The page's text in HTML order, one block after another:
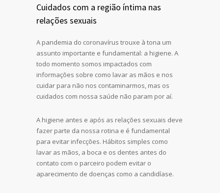
Cuidados com a região íntima nas
relações sexuais
A pandemia do coronavírus trouxe à tona um
assunto importante e fundamental: a higiene. A
todo momento somos impactados com
informações sobre como lavar as mãos e nos
cuidar para não nos contaminarmos, mas os
cuidados com nossa saúde não param por aí.
A higiene antes e após as relações sexuais deve
fazer parte da nossa rotina e é fundamental
para evitar infecções. Hábitos simples como
lavar as mãos, a boca e os dentes antes do
contato com o parceiro podem evitar o
aparecimento de doenças como a candidíase.